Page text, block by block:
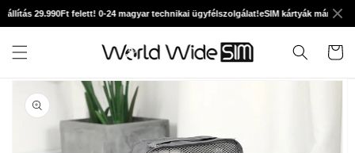
29.990Ft felett! 0-24 magyar technikai ügyfélszolgálat!eSIM kártyák már
Ugrás a
Kosár
Kihagyás, és
ugrás a
termékadatokra